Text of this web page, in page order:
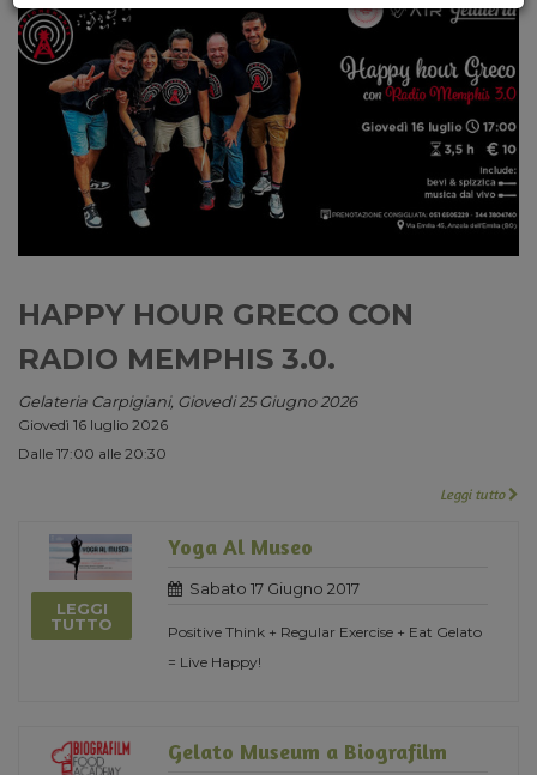
HAPPY HOUR GRECO CON
RADIO MEMPHIS 3.0.
Gelateria Carpigiani, Giovedi 25 Giugno 2026
Giovedì 16 luglio 2026
Dalle 17:00 alle 20:30
Leggi tutto
LEGGI
TUTTO
Yoga Al Museo
Sabato 17 Giugno 2017
Positive Think + Regular Exercise + Eat Gelato
= Live Happy!
Gelato Museum a Biografilm